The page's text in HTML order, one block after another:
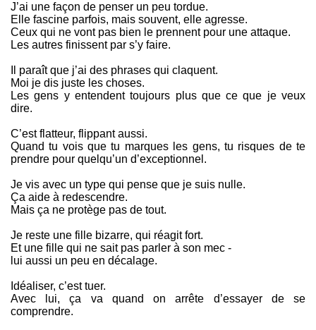
J’ai une façon de penser un peu tordue.
Elle fascine parfois, mais souvent, elle agresse.
Ceux qui ne vont pas bien le prennent pour une attaque.
Les autres finissent par s’y faire.
Il paraît que j’ai des phrases qui claquent.
Moi je dis juste les choses.
Les gens y entendent toujours plus que ce que je veux
dire.
C’est flatteur, flippant aussi.
Quand tu vois que tu marques les gens, tu risques de te
prendre pour quelqu’un d’exceptionnel.
Je vis avec un type qui pense que je suis nulle.
Ça aide à redescendre.
Mais ça ne protège pas de tout.
Je reste une fille bizarre, qui réagit fort.
Et une fille qui ne sait pas parler à son mec -
lui aussi un peu en décalage.
Idéaliser, c’est tuer.
Avec lui, ça va quand on arrête d’essayer de se
comprendre.